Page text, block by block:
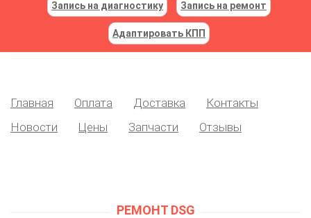
Запись на диагностику Запись на ремонт
Адаптировать КПП
Главная Оплата Доставка
Контакты
Новости
Цены Запчасти Отзывы
РЕМОНТ DSG